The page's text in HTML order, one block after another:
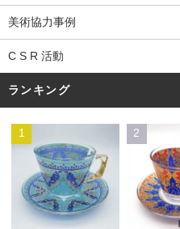
美術協力事例
C S R 活動
ランキング
1 2